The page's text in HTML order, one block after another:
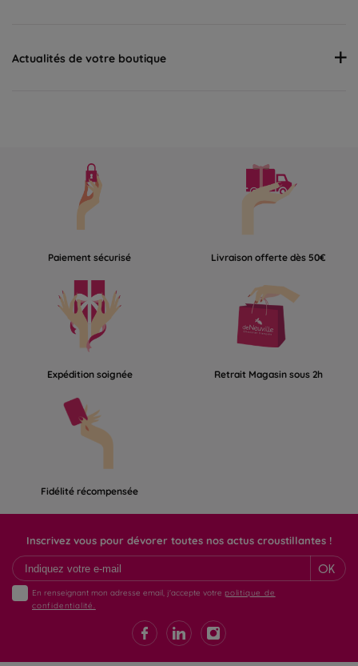
Actualités de votre boutique
fermeture estivale jusqu'au 21 août. Bel été à tous
Nous vous informons que votre chocolaterie sera fermée du
dimanche 18 février au 26 février 2024.
fermeture estivale jusqu'au 21 août. Bel été à tous
Paiement sécurisé Livraison offerte dès 50€
Expédition soignée Retrait Magasin sous 2h
Fidélité récompensée
Inscrivez vous pour dévorer toutes nos actus croustillantes !
OK
En renseignant mon adresse email, j'accepte votre politique de
confidentialité.